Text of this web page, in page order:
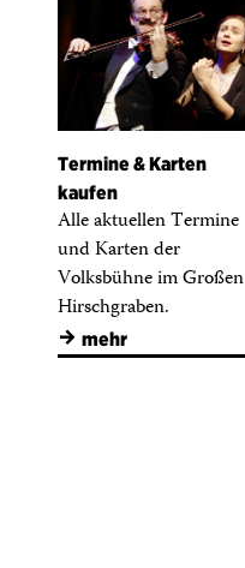
Termine & Karten
kaufen
Alle aktuellen Termine
und Karten der
Volksbühne im Großen
Hirschgraben.
→ mehr